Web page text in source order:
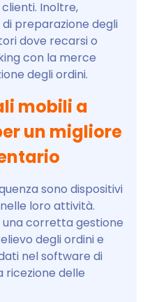
Inoltre,
preparazione degli
dove recarsi o
con la merce
degli ordini.
mobili a
un migliore
sono dispositivi
loro attività.
corretta gestione
degli ordini e
nel software di
ricezione delle